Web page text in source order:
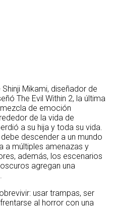
Mikami, diseñador de
The Evil Within 2, la última
de emoción
de la vida de
a su hija y toda su vida.
descender a un mundo
a múltiples amenazas y
además, los escenarios
agregan una
usar trampas, ser
al horror con una